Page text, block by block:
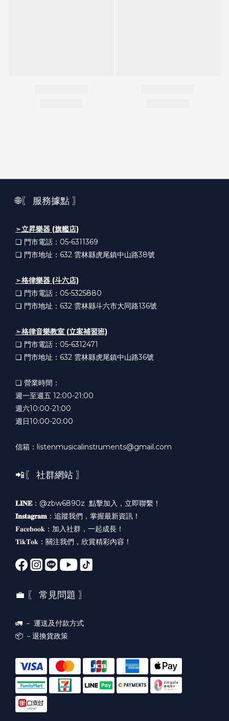
🌐〖 服務據點 〗
➣立昇樂器 (旗艦店)
❏ 門市電話：05-6311369
❏ 門市地址：632 雲林縣虎尾鎮中山路38號
➣格律樂器 (斗六店)
❏ 門市電話：05-5325880
❏ 門市地址：632 雲林縣斗六市大同路136號
➣格律音樂教室 (立案補習班)
❏ 門市電話：05-6312471
❏ 門市地址：632 雲林縣虎尾鎮中山路36號
❏ 營業時間：
週一至週五 12:00-21:00
週六10:00-21:00
週日10:00-20:00
信箱：listenmusicalinstruments@gmail.com
📲〖 社群網站 〗
𝐋𝐈𝐍𝐄：@zbw6890z 點擊加入，立即聯繫！
𝐈𝐧𝐬𝐭𝐚𝐠𝐫𝐚𝐦 ： 追蹤我們，掌握最新資訊！
𝐅𝐚𝐜𝐞𝐛𝐨𝐨𝐤： 加入社群，一起成長！
𝐓𝐢𝐤𝐓𝐨𝐤： 關注我們，欣賞精彩內容！
💼 〖 常見問題 〗
🚛 － 運送及付款方式
📦 － 退換貨政策